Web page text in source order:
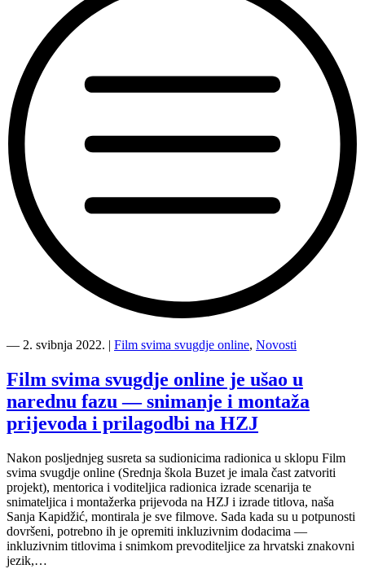
članice
Film
svima
svugdje
online
festivala”
― 2. svibnja 2022. | Film svima svugdje online, Novosti
Film svima svugdje online je ušao u
narednu fazu — snimanje i montaža
prijevoda i prilagodbi na HZJ
Nakon posljednjeg susreta sa sudionicima radionica u sklopu Film
svima svugdje online (Srednja škola Buzet je imala čast zatvoriti
projekt), mentorica i voditeljica radionica izrade scenarija te
snimateljica i montažerka prijevoda na HZJ i izrade titlova, naša
Sanja Kapidžić, montirala je sve filmove. Sada kada su u potpunosti
dovršeni, potrebno ih je opremiti inkluzivnim dodacima —
inkluzivnim titlovima i snimkom prevoditeljice za hrvatski znakovni
jezik,…